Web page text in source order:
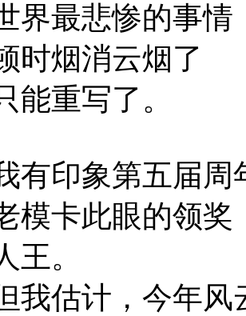
界最悲惨的事情
时烟消云烟了
能重写了。
有印象第五届周
模卡此眼的领奖
王。
我估计，今年风